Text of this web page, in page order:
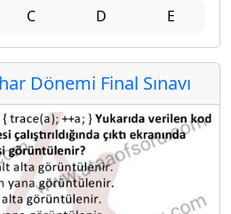
C D E
Dönemi Final Sınavı